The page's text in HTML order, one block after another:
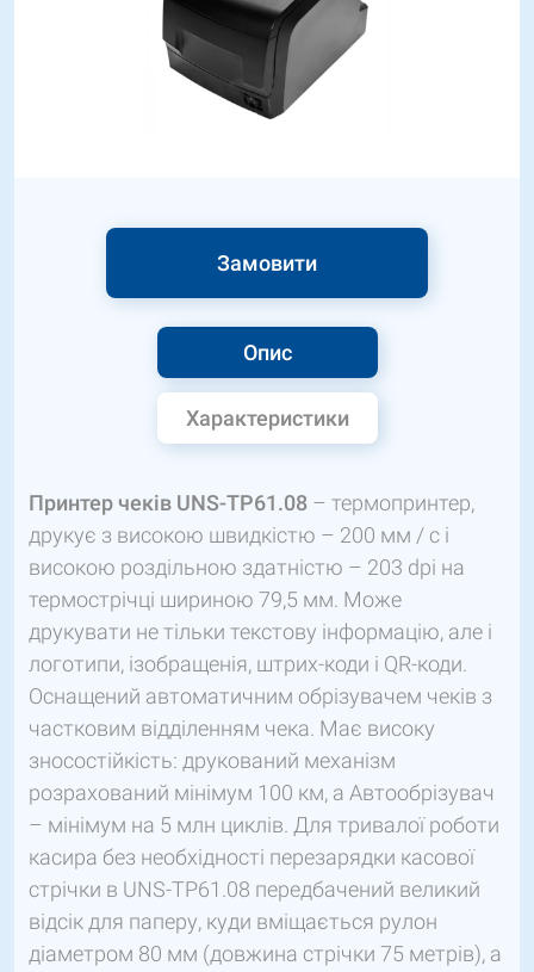
Опис
Характеристики
Замовити
Принтер чеків UNS-TP61.08 – термопринтер,
друкує з високою швидкістю – 200 мм / с і
високою роздільною здатністю – 203 dpi на
термострічці шириною 79,5 мм. Може
друкувати не тільки текстову інформацію, але і
логотипи, ізобращенія, штрих-коди і QR-коди.
Оснащений автоматичним обрізувачем чеків з
частковим відділенням чека. Має високу
зносостійкість: друкований механізм
розрахований мінімум 100 км, а Автообрізувач
– мінімум на 5 млн циклів. Для тривалої роботи
касира без необхідності перезарядки касової
стрічки в UNS-TP61.08 передбачений великий
відсік для паперу, куди вміщається рулон
діаметром 80 мм (довжина стрічки 75 метрів), а